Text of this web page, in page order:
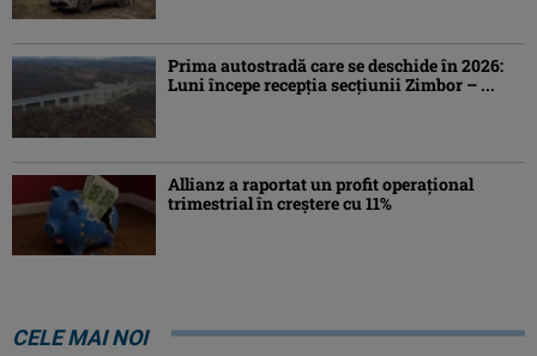
Prima autostradă care se deschide în 2026:
Luni începe recepția secțiunii Zimbor – ...
Allianz a raportat un profit operaţional
trimestrial în creștere cu 11%
CELE MAI NOI